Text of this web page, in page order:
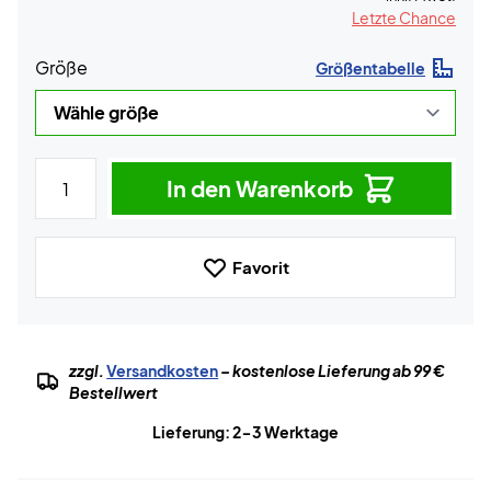
Letzte Chance
Größe Größentabelle
In den Warenkorb
Favorit
zzgl.Versandkosten– kostenlose Lieferung ab 99 €
Bestellwert
Lieferung: 2-3 Werktage